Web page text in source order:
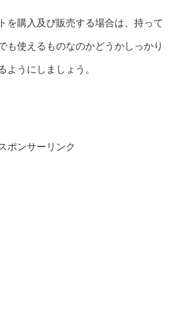
を購入及び販売する場合は、持って
も使えるものなのかどうかしっかり
ようにしましょう。
ポンサーリンク